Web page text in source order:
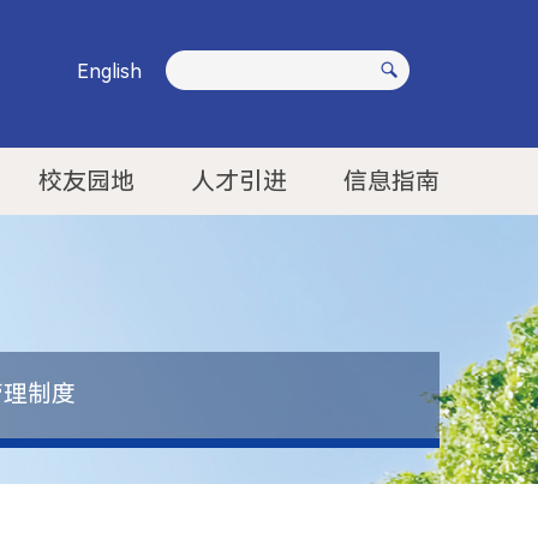
English
校友园地 人才引进 信息指南
制度